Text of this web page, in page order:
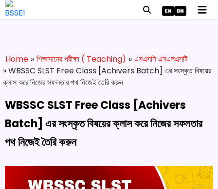
Home » শিক্ষাদানের পরীক্ষা ( Teaching) » এসএসসি এসএলএসটি
» WBSSC SLST Free Class [Achivers Batch] এর সংস্কৃত বিষয়ের
ক্লাস করে নিজের সফলতার পথ নিজেই তৈরি করুন
WBSSC SLST Free Class [Achivers
Batch] এর সংস্কৃত বিষয়ের ক্লাস করে নিজের সফলতার
পথ নিজেই তৈরি করুন